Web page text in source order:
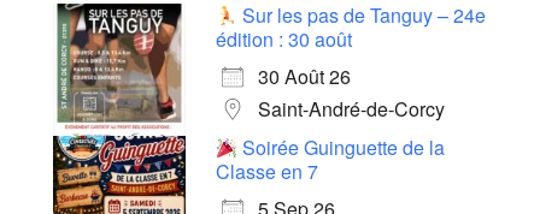
Sur les pas de Tanguy – 24e
édition : 30 août
30 Août 26
Saint-André-de-Corcy
Soirée Guinguette de la
Classe en 7